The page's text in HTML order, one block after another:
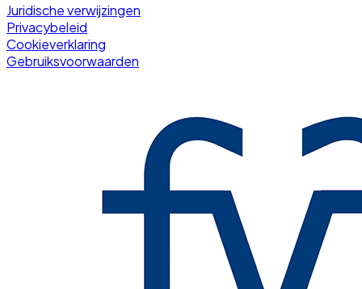
Juridische verwijzingen
Privacybeleid
Cookieverklaring
Gebruiksvoorwaarden